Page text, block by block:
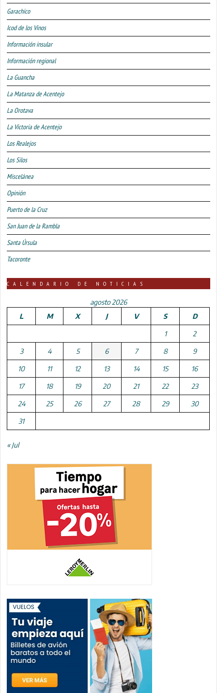
Garachico
Icod de los Vinos
Información insular
Información regional
La Guancha
La Matanza de Acentejo
La Orotava
La Victoria de Acentejo
Los Realejos
Los Silos
Miscelánea
Opinión
Puerto de la Cruz
San Juan de la Rambla
Santa Úrsula
Tacoronte
CALENDARIO DE NOTICIAS
agosto 2026
L
M X J V S D
1 2
3 4 5 6 7 8 9
10 11 12 13 14 15 16
17 18 19 20 21 22 23
24 25 26 27 28 29 30
31
« Jul